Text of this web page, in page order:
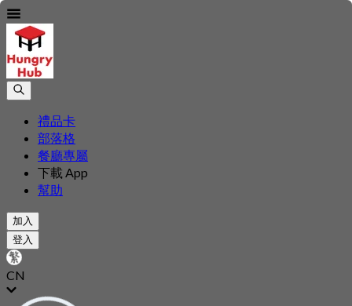
禮品卡
部落格
餐廳專屬
下載 App
幫助
加入
登入
CN